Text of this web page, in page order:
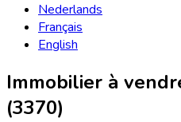
Nederlands
Français
English
Immobilier à
(3370)